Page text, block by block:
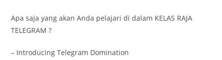
Apa saja yang akan Anda pelajari di dalam KELAS RAJA
TELEGRAM ?
– Introducing Telegram Domination